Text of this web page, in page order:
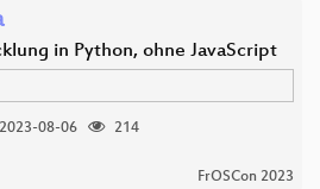
in Python, ohne JavaScript
2023-08-06
214
FrOSCon 2023